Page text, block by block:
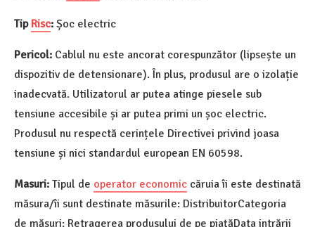
Tip Risc: Șoc electric
Pericol: Cablul nu este ancorat corespunzător (lipsește un
dispozitiv de detensionare). În plus, produsul are o izolație
inadecvată. Utilizatorul ar putea atinge piesele sub
tensiune accesibile și ar putea primi un șoc electric.
Produsul nu respectă cerințele Directivei privind joasa
tensiune și nici standardul european EN 60598.
Masuri: Tipul de operator economic căruia îi este destinată
măsura/îi sunt destinate măsurile: DistribuitorCategoria
de măsuri: Retragerea produsului de pe piațăData intrării